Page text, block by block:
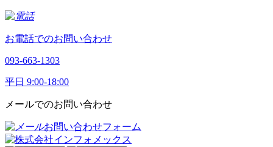
お電話でのお問い合わせ
093-663-1303
平日 9:00-18:00
メールでのお問い合わせ
お問い合わせフォーム